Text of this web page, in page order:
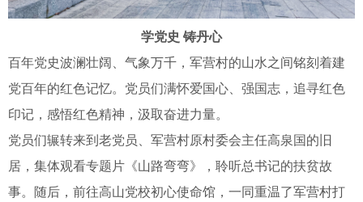
学党史 铸丹心
百年党史波澜壮阔、气象万千，军营村的山水之间铭刻着建
党百年的红色记忆。党员们满怀爱国心、强国志，追寻红色
印记，感悟红色精神，汲取奋进力量。
党员们辗转来到老党员、军营村原村委会主任高泉国的旧
居，集体观看专题片《山路弯弯》，聆听总书记的扶贫故
事。随后，前往高山党校初心使命馆，一同重温了军营村打